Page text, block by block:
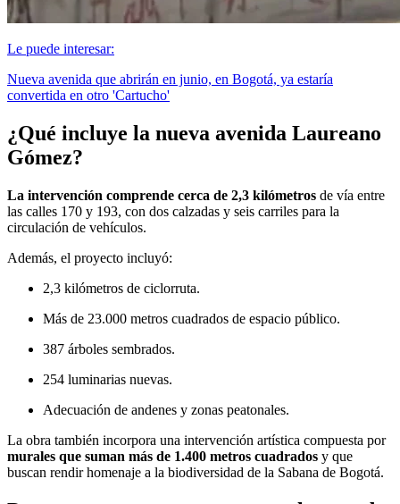
Le puede interesar:
Nueva avenida que abrirán en junio, en Bogotá, ya estaría
convertida en otro 'Cartucho'
¿Qué incluye la nueva avenida Laureano
Gómez?
La intervención comprende cerca de 2,3 kilómetros de vía entre
las calles 170 y 193, con dos calzadas y seis carriles para la
circulación de vehículos.
Además, el proyecto incluyó:
2,3 kilómetros de ciclorruta.
Más de 23.000 metros cuadrados de espacio público.
387 árboles sembrados.
254 luminarias nuevas.
Adecuación de andenes y zonas peatonales.
La obra también incorpora una intervención artística compuesta por
murales que suman más de 1.400 metros cuadrados y que
buscan rendir homenaje a la biodiversidad de la Sabana de Bogotá.